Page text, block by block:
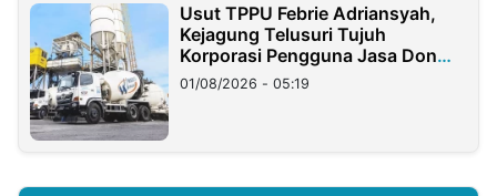
Usut TPPU Febrie Adriansyah,
Kejagung Telusuri Tujuh
Korporasi Pengguna Jasa Don
Ritto
01/08/2026 - 05:19